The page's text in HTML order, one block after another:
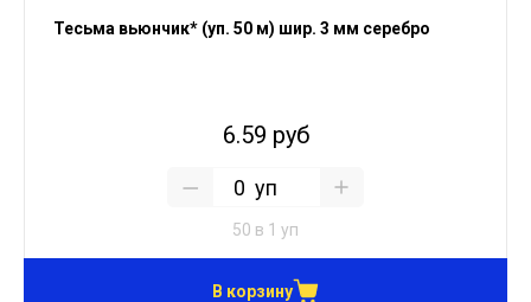
Тесьма вьюнчик* (уп. 50 м) шир. 3 мм серебро
6.59 руб
уп
50 в 1 уп
В корзину